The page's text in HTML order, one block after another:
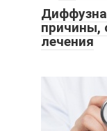
причины,
лечения